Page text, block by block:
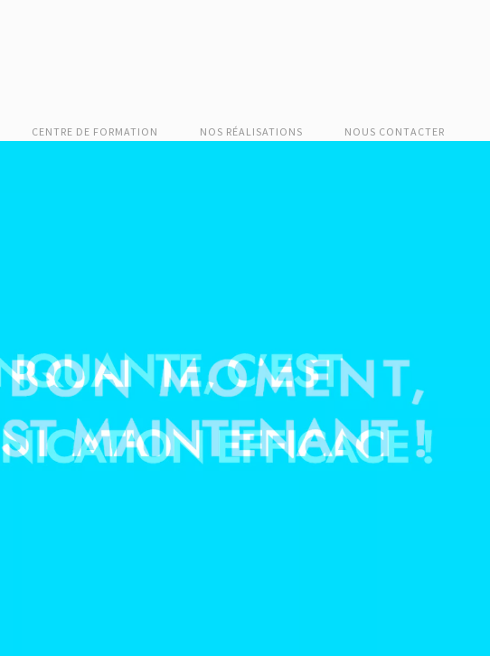
CENTRE DE FORMATION NOS RÉALISATIONS NOUS CONTACTER